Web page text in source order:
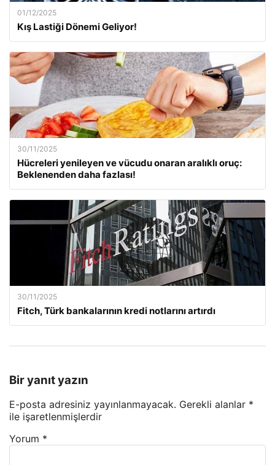
01/12/2025
Kış Lastiği Dönemi Geliyor!
30/11/2025
Hücreleri yenileyen ve vücudu onaran aralıklı oruç:
Beklenenden daha fazlası!
30/11/2025
Fitch, Türk bankalarının kredi notlarını artırdı
Bir yanıt yazın
E-posta adresiniz yayınlanmayacak. Gerekli alanlar *
ile işaretlenmişlerdir
Yorum *